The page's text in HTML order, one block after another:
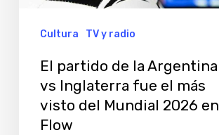
Inglaterra
visto
Cultura TV y radio
El partido de la Argentina
vs Inglaterra fue el más
visto del Mundial 2026 en
Flow